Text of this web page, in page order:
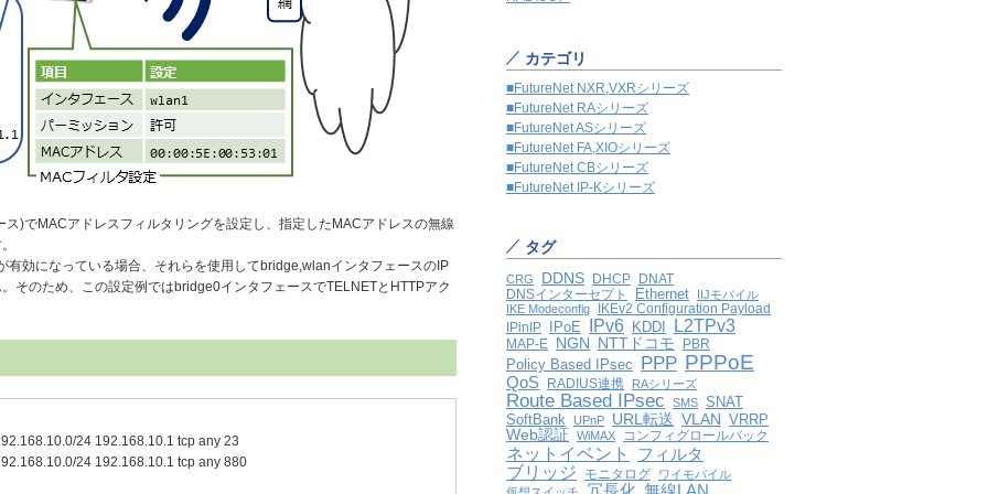
)でMACアドレスフィルタリングを設定し、指定したMACアドレスの無線
効になっている場合、それらを使用してbridge,wlanインタフェースのIP
そのため、この設定例ではbridge0インタフェースでTELNETとHTTPアク
24 192.168.10.1 tcp any 23
24 192.168.10.1 tcp any 880
カテゴリ
■FutureNet NXR,VXRシリーズ
■FutureNet RAシリーズ
■FutureNet ASシリーズ
■FutureNet FA,XIOシリーズ
■FutureNet CBシリーズ
■FutureNet IP-Kシリーズ
タグ
CRG DDNS DHCP DNAT
DNSインターセプト Ethernet
IIJモバイル
IKE Modeconfig
IKEv2 Configuration Payload
IPinIP
IPoE IPv6 KDDI L2TPv3
MAP-E NGN NTTドコモ PBR
Policy Based IPsec PPP PPPoE
QoS RADIUS連携 RAシリーズ
Route Based IPsec SMS SNAT
SoftBank UPnP URL転送 VLAN VRRP
Web認証
WiMAX コンフィグロールバック
ネットイベント
フィルタ
ブリッジ
モニタログ
ワイモバイル
冗長化 無線LAN